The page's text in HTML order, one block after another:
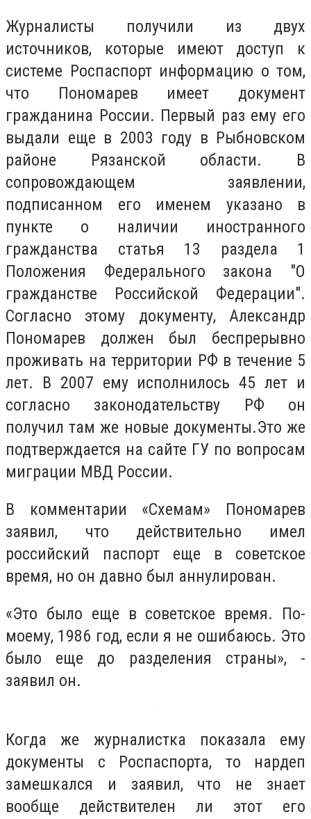
Журналисты получили из двух
источников, которые имеют доступ к
системе Роспаспорт информацию о том,
что Пономарев имеет документ
гражданина России. Первый раз ему его
выдали еще в 2003 году в Рыбновском
районе Рязанской области. В
сопровождающем заявлении,
подписанном его именем указано в
пункте о наличии иностранного
гражданства статья 13 раздела 1
Положения Федерального закона "О
гражданстве Российской Федерации".
Согласно этому документу, Александр
Пономарев должен был беспрерывно
проживать на территории РФ в течение 5
лет. В 2007 ему исполнилось 45 лет и
согласно законодательству РФ он
получил там же новые документы.Это же
подтверждается на сайте ГУ по вопросам
миграции МВД России.
В комментарии «Схемам» Пономарев
заявил, что действительно имел
российский паспорт еще в советское
время, но он давно был аннулирован.
«Это было еще в советское время. По-
моему, 1986 год, если я не ошибаюсь. Это
было еще до разделения страны», -
заявил он.
Когда же журналистка показала ему
документы с Роспаспорта, то нардеп
замешкался и заявил, что не знает
вообще действителен ли этот его